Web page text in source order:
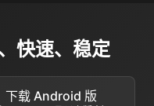
快速、稳定
下载 Android 版